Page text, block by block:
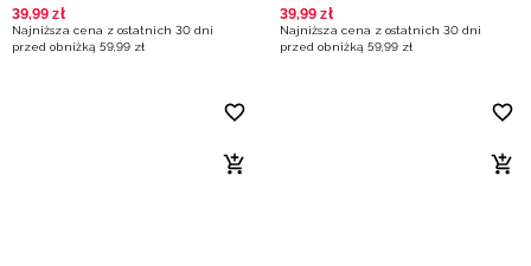
39,99 zł
Najniższa cena z ostatnich 30 dni
przed obniżką 59,99 zł
39,99 zł
Najniższa cena z ostatnich 30 dni
przed obniżką 59,99 zł